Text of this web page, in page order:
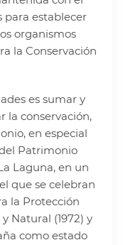
para establecer
organismos
la Conservación
es sumar y
la conservación,
en especial
Patrimonio
Laguna, en un
que se celebran
la Protección
Natural (1972) y
como estado